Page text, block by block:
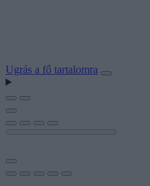
Ugrás a fő tartalomra